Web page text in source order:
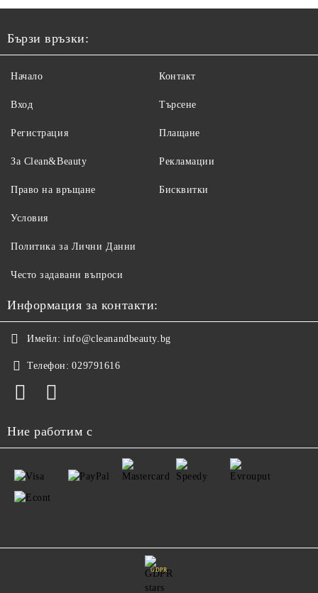
Бързи връзки:
Начало
Вход
Регистрация
За Clean&Beauty
Контакт
Търсене
Плащане
Рекламации
Право на връщане
Условия
Политика за Лични Данни
Често задавани въпроси
Бисквитки
Информация за контакти:
Имейл: info@cleanandbeauty.bg
Телефон: 029791616
Ние работим с
GDPR